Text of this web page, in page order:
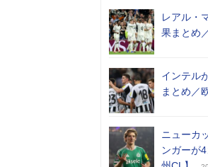
レアル・
果まとめ
インテル
まとめ／
ニューカ
ンガーが